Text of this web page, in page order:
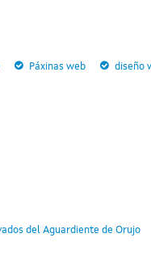
Páxinas web diseño
del Aguardiente de Orujo